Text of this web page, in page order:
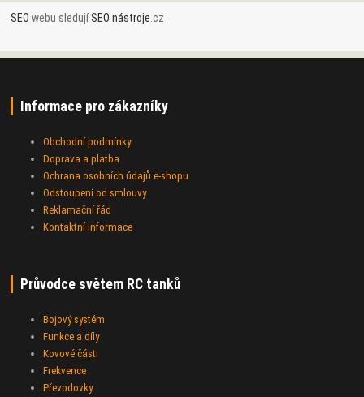
SEO webu sledujíSEO nástroje .cz
Informace pro zákazníky
Obchodní podmínky
Doprava a platba
Ochrana osobních údajů e-shopu
Odstoupení od smlouvy
Reklamační řád
Kontaktní informace
Průvodce světem RC tanků
Bojový systém
Funkce a díly
Kovové části
Frekvence
Převodovky